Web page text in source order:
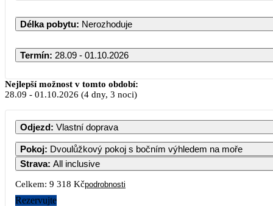
Délka pobytu: Nerozhoduje
Termín: 28.09 - 01.10.2026
PO
7
Nejlepší možnost v tomto období:
28.09 - 01.10.2026 (4 dny, 3 noci)
Odjezd: Vlastní doprava
Pokoj: Dvoulůžkový pokoj s bočním výhledem na moře
Strava: All inclusive
Celkem: 9 318 Kčpodrobnosti
Rezervujte